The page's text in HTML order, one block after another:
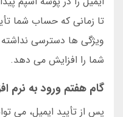
تا زمانی که حساب شما
ویژگی ها دسترسی
شما را افزایش می دهد.
گام هفتم ورود به نرم
پس از تأیید ایمیل، می